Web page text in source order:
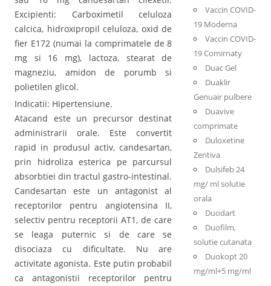
Excipienti: Carboximetil celuloza
calcica, hidroxipropil celuloza, oxid de
fier E172 (numai la comprimatele de 8
mg si 16 mg), lactoza, stearat de
magneziu, amidon de porumb si
polietilen glicol.
Indicatii: Hipertensiune.
Atacand este un precursor destinat
administrarii orale. Este convertit
rapid in produsul activ, candesartan,
prin hidroliza esterica pe parcursul
absorbtiei din tractul gastro-intestinal.
Candesartan este un antagonist al
receptorilor pentru angiotensina II,
selectiv pentru receptorii AT1, de care
se leaga puternic si de care se
disociaza cu dificultate. Nu are
activitate agonista. Este putin probabil
ca antagonistii receptorilor pentru
Vaccin COVID-
19 Moderna
Vaccin COVID-
19 Comirnaty
Duac Gel
Duaklir
Genuair pulbere
Duavive
comprimate
Duloxetine
Zentiva
Dulsifeb 24
mg/ ml solutie
orala
Duodart
Duofilm,
solutie cutanata
Duokopt 20
mg/ml+5 mg/ml